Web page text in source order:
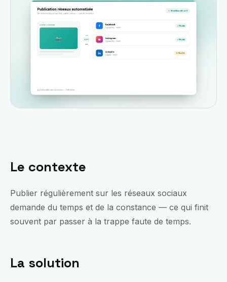
Le contexte
Publier régulièrement sur les réseaux sociaux
demande du temps et de la constance — ce qui finit
souvent par passer à la trappe faute de temps.
La solution